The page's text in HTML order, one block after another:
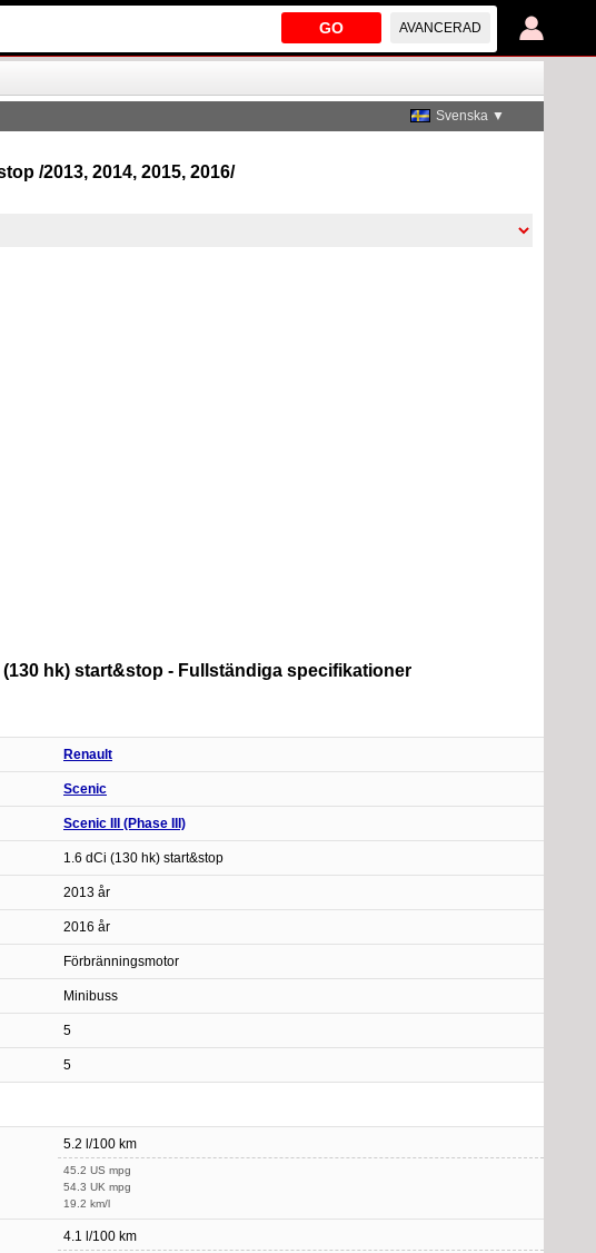
GO AVANCERAD
Svenska ▼
/2013, 2014, 2015, 2016/
(130 hk) start&stop - Fullständiga specifikationer
Renault
Scenic
Scenic III (Phase III)
1.6 dCi (130 hk) start&stop
2013 år
2016 år
Förbränningsmotor
Minibuss
5
5
5.2 l/100 km
45.2 US mpg
54.3 UK mpg
19.2 km/l
4.1 l/100 km